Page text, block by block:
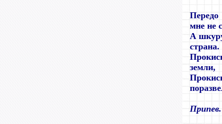
Передо
мне не
А
страна.
земли,
Припев.